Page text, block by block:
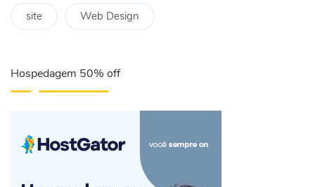
site Web Design
Hospedagem 50% off